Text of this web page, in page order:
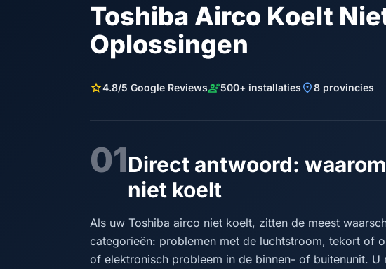
Toshiba Airco Koelt
Oplossingen
star4.8/5 Google Reviewsengineering500+ installaties location_on8 provincies
01Direct antwoord:
niet koelt
Als uw Toshiba airco niet koelt, zitten de meest
categorieën: problemen met de luchtstroom, tekort of
of elektronisch probleem in de binnen- of buitenunit.